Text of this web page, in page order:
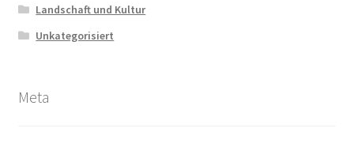
Landschaft und Kultur
Unkategorisiert
Meta